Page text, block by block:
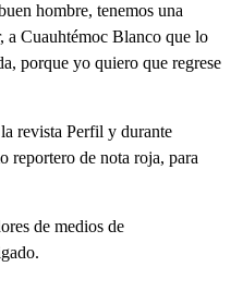
hombre, tenemos una
a Cuauhtémoc Blanco que lo
porque yo quiero que regrese
revista Perfil y durante
reportero de nota roja, para
de medios de